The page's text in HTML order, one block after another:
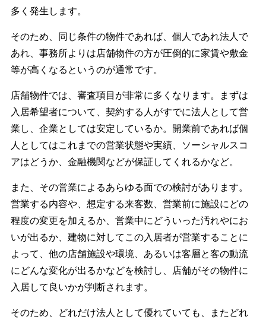
多く発生します。
そのため、同じ条件の物件であれば、個人であれ法人で
あれ、事務所よりは店舗物件の方が圧倒的に家賃や敷金
等が高くなるというのが通常です。
店舗物件では、審査項目が非常に多くなります。まずは
入居希望者について、契約する人がすでに法人として営
業し、企業としては安定しているか。開業前であれば個
人としてはこれまでの営業状態や実績、ソーシャルスコ
アはどうか、金融機関などが保証してくれるかなど。
また、その営業によるあらゆる面での検討があります。
営業する内容や、想定する来客数、営業前に施設にどの
程度の変更を加えるか、営業中にどういった汚れやにお
いが出るか、建物に対してこの入居者が営業することに
よって、他の店舗施設や環境、あるいは客層と客の動流
にどんな変化が出るかなどを検討し、店舗がその物件に
入居して良いかが判断されます。
そのため、どれだけ法人として優れていても、またどれ